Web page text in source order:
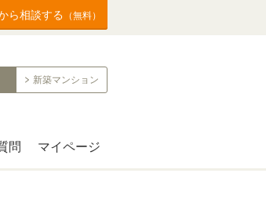
ら相談する （無料）
新築マンション
問 マイページ